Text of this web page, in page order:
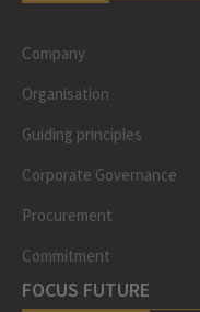
Company
Organisation
Guiding principles
Corporate Governance
Procurement
Commitment
FOCUS FUTURE